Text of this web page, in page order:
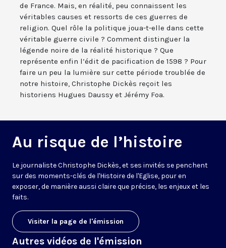
de France. Mais, en réalité, peu connaissent les
véritables causes et ressorts de ces guerres de
religion. Quel rôle la politique joua-t-elle dans cette
véritable guerre civile ? Comment distinguer la
légende noire de la réalité historique ? Que
représente enfin l’édit de pacification de 1598 ? Pour
faire un peu la lumière sur cette période troublée de
notre histoire, Christophe Dickès reçoit les
historiens Hugues Daussy et Jérémy Foa.
Au risque de l’histoire
Le journaliste Christophe Dickès, et ses invités se penchent
sur des moments-clés de l'Histoire de l'Eglise, pour en
exposer, de manière aussi claire que précise, les enjeux et les
faits.
Visiter la page de l'émission
Autres vidéos de l'émission